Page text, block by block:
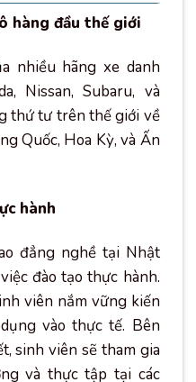
hàng đầu thế giới
nhiều hãng xe danh
Nissan, Subaru, và
thứ tư trên thế giới về
Quốc, Hoa Kỳ, và Ấn
hành
đẳng nghề tại Nhật
đào tạo thực hành.
viên nắm vững kiến
vào thực tế. Bên
sinh viên sẽ tham gia
và thực tập tại các